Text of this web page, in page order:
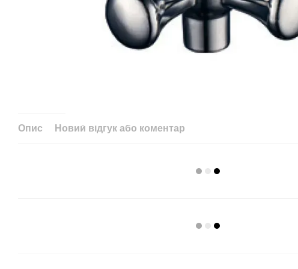
Опис Новий відгук або коментар